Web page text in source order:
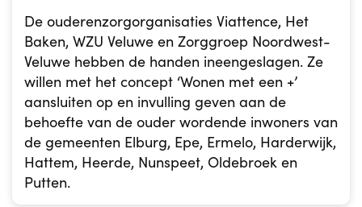
De ouderenzorgorganisaties Viattence, Het
Baken, WZU Veluwe en Zorggroep Noordwest-
Veluwe hebben de handen ineengeslagen. Ze
willen met het concept ‘Wonen met een +’
aansluiten op en invulling geven aan de
behoefte van de ouder wordende inwoners van
de gemeenten Elburg, Epe, Ermelo, Harderwijk,
Hattem, Heerde, Nunspeet, Oldebroek en
Putten.